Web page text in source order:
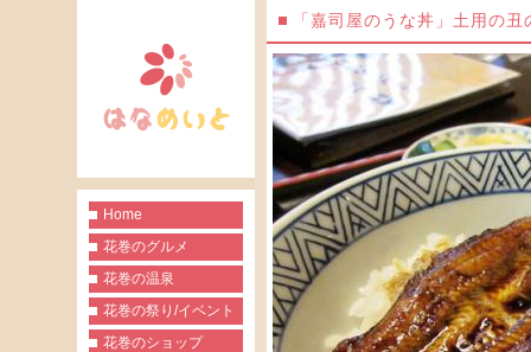
Home
花巻のグルメ
花巻の温泉
花巻の祭り/イベント
花巻のショップ
「嘉司屋のうな丼」土用の